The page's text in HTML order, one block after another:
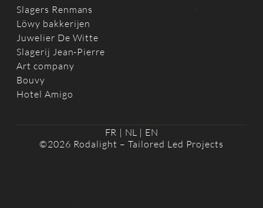
Slagers Renmans
Löwy bakkerijen
Juwelier De Witte
Slagerij Jean-Pierre
Art company
Bouvy
Hotel Amigo
FR | NL | EN
©2026 Rodalight – Tailored Led Projects